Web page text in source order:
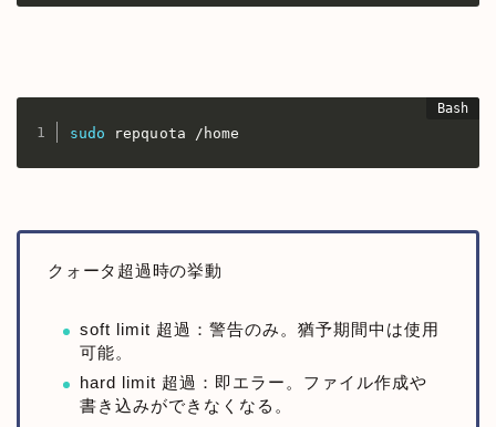
sudo repquota /home
クォータ超過時の挙動
soft limit 超過：警告のみ。猶予期間中は使用
可能。
hard limit 超過：即エラー。ファイル作成や
書き込みができなくなる。